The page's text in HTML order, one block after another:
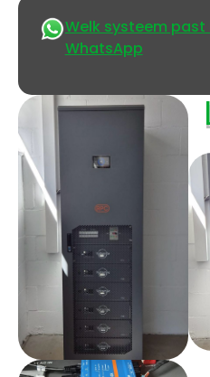
Welk systeem past
WhatsApp